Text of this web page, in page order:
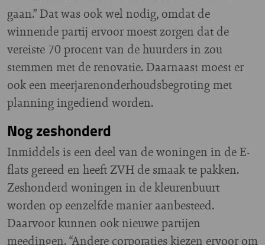
gaan.” Dat was ook wel nodig, omdat de
winnende partij ervoor moest zorgen dat de
vereiste 70 procent van de huurders in zou
stemmen met de renovatie. Daarnaast moest er
ook een meerjarenonderhoudsbegroting met
planning ingediend worden.
Nog zeshonderd
Inmiddels is een deel van de woningen in de E-
flats gereed en heeft ZVH de smaak te pakken.
Zeshonderd woningen in de kleurenbuurt
worden op eenzelfde manier aanbesteed.
Daarvoor kunnen ook nieuwe partijen
meedingen. “Andere corporaties kiezen ervoor om